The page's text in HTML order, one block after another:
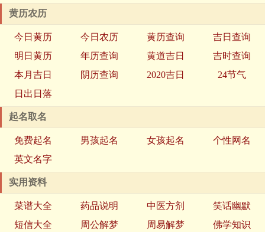
黄历农历
今日黄历 今日农历 黄历查询
吉日查询
明日黄历
年历查询 黄道吉日
吉时查询
本月吉日
阴历查询 2020吉日
24节气
日出日落
起名取名
免费起名 男孩起名 女孩起名
个性网名
英文名字
实用资料
菜谱大全 药品说明 中医方剂
笑话幽默
短信大全
周公解梦 周易解梦 佛学知识